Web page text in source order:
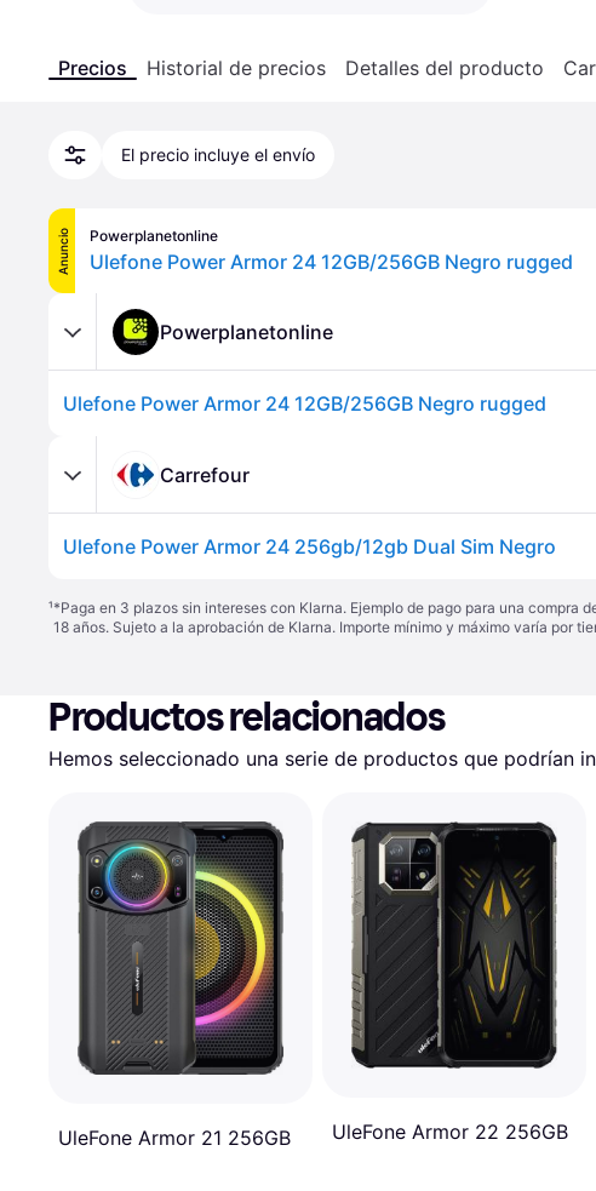
Precios Historial de precios Detalles del producto
El precio incluye el envío
Anuncio Powerplanetonline
Ulefone Power Armor 24 12GB/256GB Negro rugged
Powerplanetonline
Ulefone Power Armor 24 12GB/256GB Negro rugged
Carrefour
Ulefone Power Armor 24 256gb/12gb Dual Sim Negro
¹*Paga en 3 plazos sin intereses con Klarna. Ejemplo de pago para una compra
18 años. Sujeto a la aprobación de Klarna. Importe mínimo y máximo varía por
Productos relacionados
Hemos seleccionado una serie de productos que podrían
UleFone Armor 21 256GB UleFone Armor 22 256GB